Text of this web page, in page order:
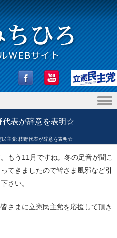
代表が辞意を表明☆
主党 枝野代表が辞意を表明☆
もう11月ですね。冬の足音が聞こ
てきましたので皆さま風邪など引
さい。
さまに立憲民主党を応援して頂き